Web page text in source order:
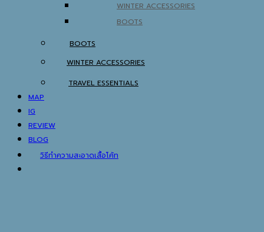
WINTER ACCESSORIES
BOOTS
BOOTS
WINTER ACCESSORIES
TRAVEL ESSENTIALS
MAP
IG
REVIEW
BLOG
วิธีทำความสะอาดเสื้อโค้ท